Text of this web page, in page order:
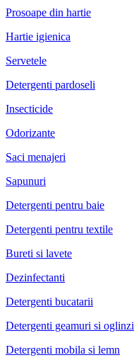
Prosoape din hartie
Hartie igienica
Servetele
Detergenti pardoseli
Insecticide
Odorizante
Saci menajeri
Sapunuri
Detergenti pentru baie
Detergenti pentru textile
Bureti si lavete
Dezinfectanti
Detergenti bucatarii
Detergenti geamuri si oglinzi
Detergenti mobila si lemn